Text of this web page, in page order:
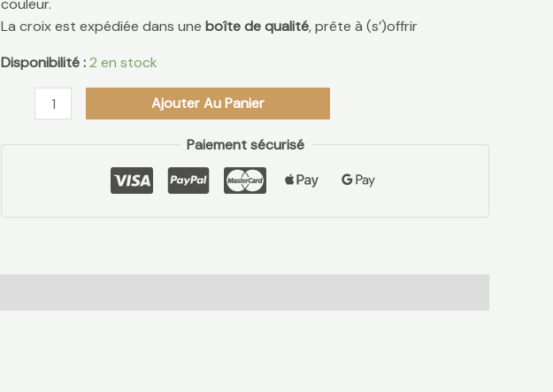
couleur.
La croix est expédiée dans une boîte de qualité, prête à (s’)offrir
Disponibilité :2 en stock
Ajouter Au Panier
Paiement sécurisé